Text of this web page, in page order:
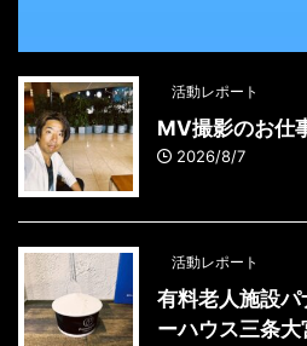
活動レポート
MV撮影のお仕
2026/8/7
活動レポート
有料老人施設パ
ーハウス三条